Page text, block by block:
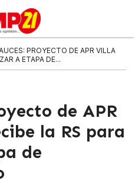
PROYECTO DE APR VILLA
A ETAPA DE...
de APR
la RS para
de